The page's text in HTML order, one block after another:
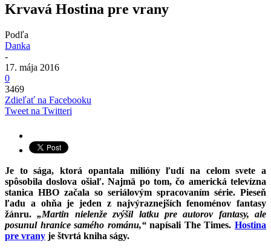
Krvavá Hostina pre vrany
Podľa
Danka
-
17. mája 2016
0
3469
Zdieľať na Facebooku
Tweet na Twitteri
Je to sága, ktorá opantala milióny ľudí na celom svete a
spôsobila doslova ošiaľ. Najmä po tom, čo americká televízna
stanica HBO začala so seriálovým spracovaním série. Pieseň
ľadu a ohňa je jeden z najvýraznejších fenoménov fantasy
žánru.„Martin nielenže zvýšil latku pre autorov fantasy, ale
posunul hranice samého románu,“napísali The Times.Hostina
pre vrany je štvrtá kniha ságy.